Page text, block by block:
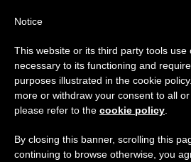
Benedicto XVI
religiosos y
clausura
Aviso importante
Del 27 de julio al 7 de
anual, aprovechando que en el
se generan menos
Notice
This website or its third party tools use
necessary to its functioning and
purposes illustrated in the cookie
more or withdraw your consent to all
please refer to the cookie policy
By closing this banner, scrolling this
continuing to browse otherwise, you